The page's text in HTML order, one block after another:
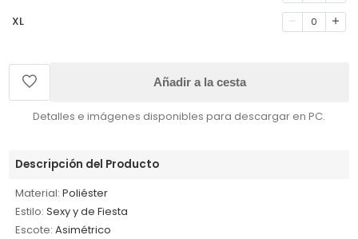
XL 0
Añadir a la cesta
Detalles e imágenes disponibles para descargar en PC.
Descripción del Producto
Material: Poliéster
Estilo: Sexy y de Fiesta
Escote: Asimétrico